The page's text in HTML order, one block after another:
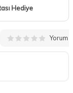
Hediye
Yorum